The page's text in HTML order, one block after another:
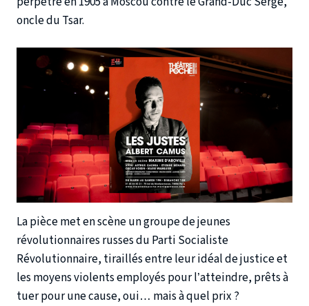
oncle du Tsar.
La pièce met en scène un groupe de jeunes
révolutionnaires russes du Parti Socialiste
Révolutionnaire, tiraillés entre leur idéal de justice et
les moyens violents employés pour l’atteindre, prêts à
tuer pour une cause, oui… mais à quel prix ?